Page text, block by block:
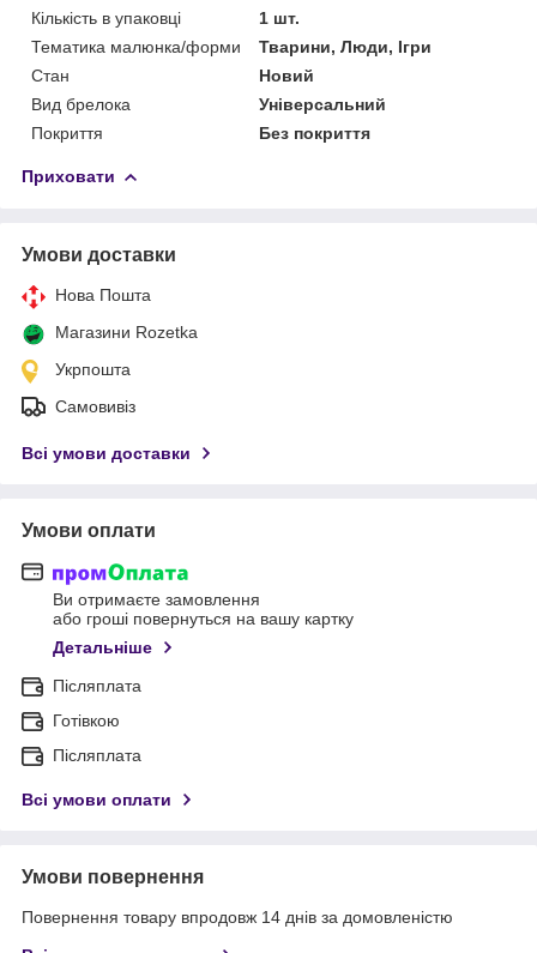
Кількість в упаковці
1 шт.
Тематика малюнка/форми
Тварини, Люди, Ігри
Стан
Новий
Вид брелока
Універсальний
Покриття
Без покриття
Приховати
Умови доставки
Нова Пошта
Магазини Rozetka
Укрпошта
Самовивіз
Всі умови доставки
Умови оплати
Ви отримаєте замовлення
або гроші повернуться на вашу картку
Детальніше
Післяплата
Готівкою
Післяплата
Всі умови оплати
Умови повернення
Повернення товару впродовж 14 днів за домовленістю